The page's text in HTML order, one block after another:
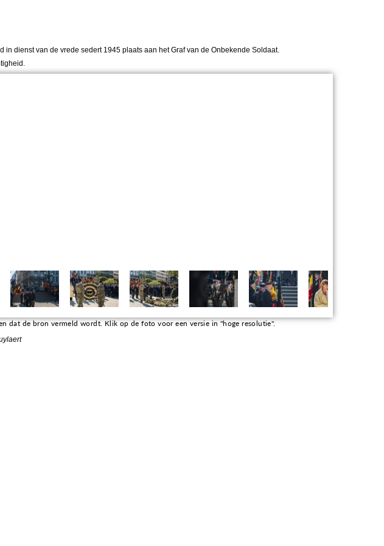
dienst van de vrede sedert 1945 plaats aan het Graf van de Onbekende Soldaat.
dat de bron vermeld wordt. Klik op de foto voor een versie in "hoge resolutie".